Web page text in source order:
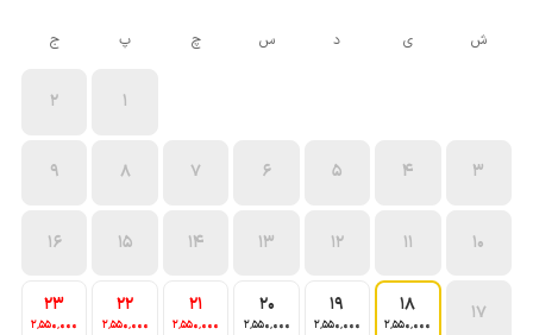
ش ی د س چ پ ج
1
2
3
4
5
6
7
8
9
10
11
12
13
14
15
16
17
18
2٬550٬000
19
2٬550٬000
20
2٬550٬000
21
2٬550٬000
22
2٬550٬000
23
2٬550٬000